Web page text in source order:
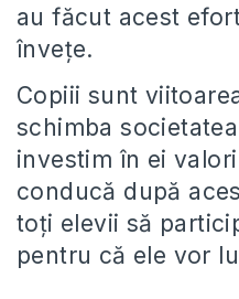
au făcut acest
învețe.
Copiii sunt
schimba
investim în ei
conducă după
toți elevii să
pentru că ele vor